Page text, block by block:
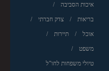
איכות הסביבה
בריאות צדק חברתי
אוכל תיירות
משפט
טיולי משפחות לחו"ל